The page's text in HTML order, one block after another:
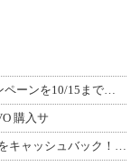
新型「RESO」インカム発売記念！ 下取りキャンペーンを10/15まで延長して開
購入サ
B+COM 最新モデル購入・下取りで最大9,000円をキャッシュバック！「B+F